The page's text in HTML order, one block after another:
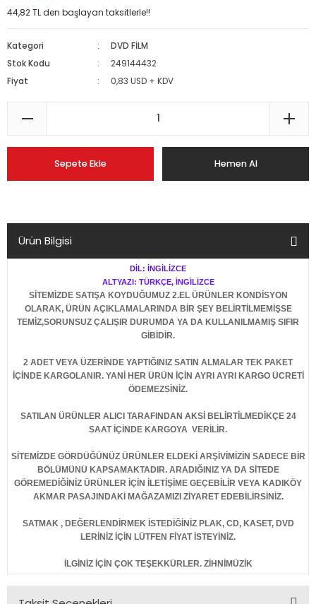
44,82 TL den başlayan taksitlerle!!
Kategori
DVD FİLM
Stok Kodu
249144432
Fiyat
0,83 USD + KDV
Sepete Ekle Hemen Al
Ürün Bilgisi
DİL: İNGİLİZCE
ALTYAZI: TÜRKÇE, İNGİLİZCE
SİTEMİZDE SATIŞA KOYDUĞUMUZ 2.EL ÜRÜNLER KONDİSYON
OLARAK, ÜRÜN AÇIKLAMALARINDA BİR ŞEY BELİRTİLMEMİŞSE
TEMİZ,SORUNSUZ ÇALIŞIR DURUMDA YA DA KULLANILMAMIŞ SIFIR
GİBİDİR.
2 ADET VEYA ÜZERİNDE YAPTIĞINIZ SATIN ALMALAR TEK PAKET
İÇİNDE KARGOLANIR. YANİ HER ÜRÜN İÇİN AYRI AYRI KARGO ÜCRETİ
ÖDEMEZSİNİZ.
SATILAN ÜRÜNLER ALICI TARAFINDAN AKSİ BELİRTİLMEDİKÇE 24
SAAT İÇİNDE KARGOYA VERİLİR.
SİTEMİZDE GÖRDÜĞÜNÜZ ÜRÜNLER ELDEKİ ARŞİVİMİZİN SADECE BİR
BÖLÜMÜNÜ KAPSAMAKTADIR. ARADIĞINIZ YA DA SİTEDE
GÖREMEDİĞİNİZ ÜRÜNLER İÇİN İLETİŞİME GEÇEBİLİR VEYA KADIKÖY
AKMAR PASAJINDAKİ MAĞAZAMIZI ZİYARET EDEBİLİRSİNİZ.
SATMAK , DEĞERLENDİRMEK İSTEDİĞİNİZ PLAK, CD, KASET, DVD
LERİNİZ İÇİN LÜTFEN FİYAT İSTEYİNİZ.
İLGİNİZ İÇİN ÇOK TEŞEKKÜRLER. ZİHNİMÜZİK